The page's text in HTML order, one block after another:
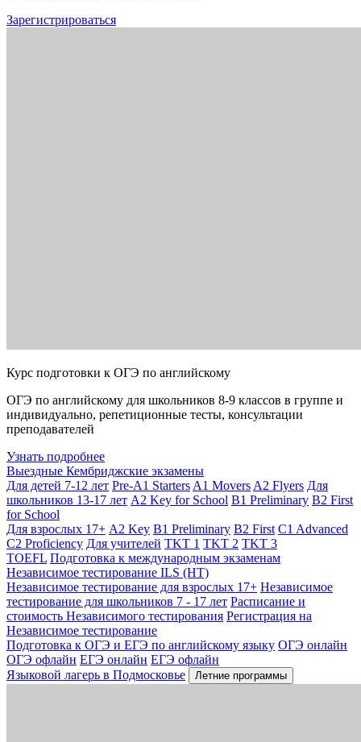
Зарегистрироваться
Курс подготовки к ОГЭ по английскому
ОГЭ по английскому для школьников 8-9 классов в группе и
индивидуально, репетиционные тесты, консультации
преподавателей
Узнать подробнее
Выездные Кембриджские экзамены
Для детей 7-12 лет Pre-A1 Starters A1 Movers A2 Flyers Для
школьников 13-17 лет A2 Key for School B1 Preliminary B2 First
for School
Для взрослых 17+ A2 Key B1 Preliminary B2 First C1 Advanced
C2 Proficiency Для учителей TKT 1 TKT 2 TKT 3
TOEFL Подготовка к международным экзаменам
Независимое тестирование ILS (НТ)
Независимое тестирование для взрослых 17+ Независимое
тестирование для школьников 7 - 17 лет Расписание и
стоимость Независимого тестирования Регистрация на
Независимое тестирование
Подготовка к ОГЭ и ЕГЭ по английскому языку ОГЭ онлайн
ОГЭ офлайн ЕГЭ онлайн ЕГЭ офлайн
Языковой лагерь в Подмосковье
Летние программы